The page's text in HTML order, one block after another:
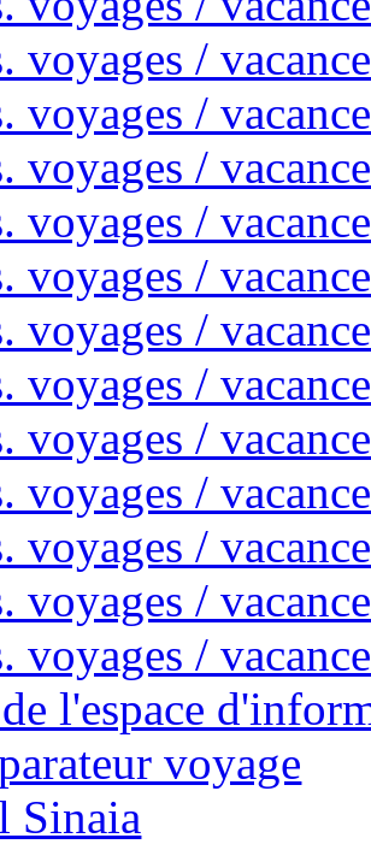
voyages /
voyages /
voyages /
voyages /
voyages /
voyages /
voyages /
voyages /
voyages /
voyages /
voyages /
voyages /
l'espace
voyage
Sinaia